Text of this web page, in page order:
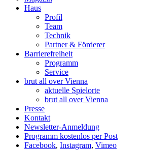
Haus
Profil
Team
Technik
Partner & Förderer
Barrierefreiheit
Programm
Service
brut all over Vienna
aktuelle Spielorte
brut all over Vienna
Presse
Kontakt
Newsletter-Anmeldung
Programm kostenlos per Post
Facebook, Instagram, Vimeo